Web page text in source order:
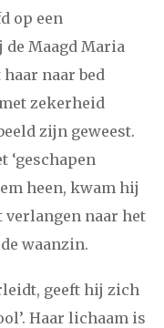
op een
de Maagd Maria
naar bed
zekerheid
zijn geweest.
‘geschapen
heen, kwam hij
verlangen naar het
waanzin.
geeft hij zich
Haar lichaam is